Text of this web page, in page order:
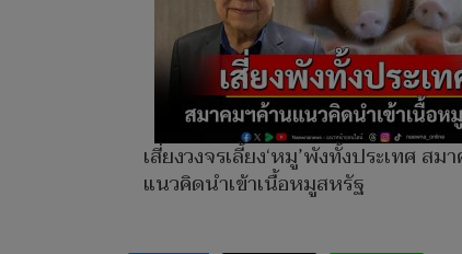
เสี่ยงวงจรเลี้ยง‘หมู’พังทั้งประเทศ สม
แนวคิดนำเข้าเนื้อหมูสหรัฐ